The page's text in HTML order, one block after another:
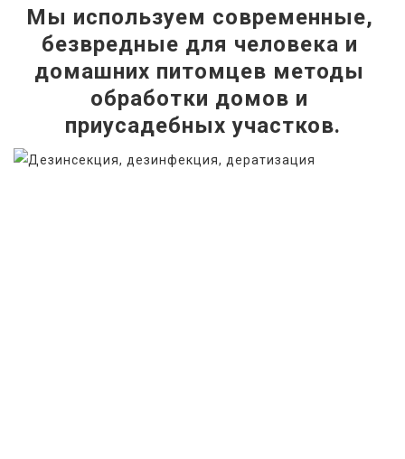
Мы используем современные,
безвредные для человека и
домашних питомцев методы
обработки домов и
приусадебных участков.